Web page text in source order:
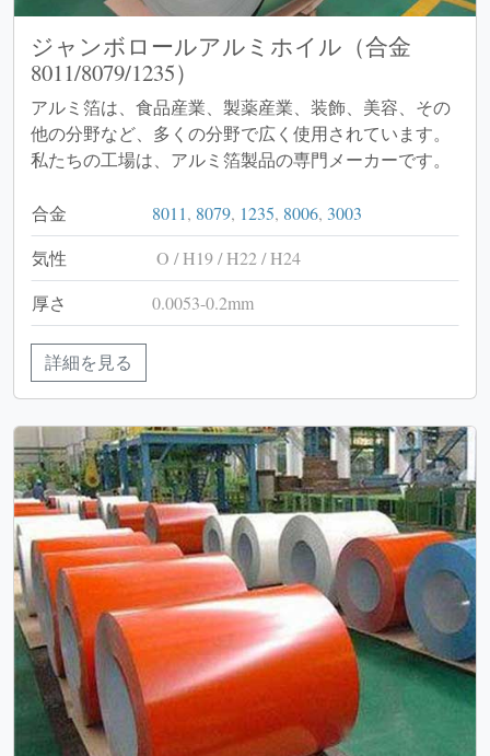
ジャンボロールアルミホイル（合金
8011/8079/1235）
アルミ箔は、食品産業、製薬産業、装飾、美容、その
他の分野など、多くの分野で広く使用されています。
私たちの工場は、アルミ箔製品の専門メーカーです。
合金 8011, 8079, 1235, 8006, 3003
気性
O / H19 / H22 / H24
厚さ
0.0053-0.2mm
詳細を見る